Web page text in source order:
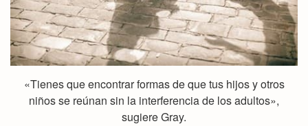
«Tienes que encontrar formas de que tus hijos y otros
niños se reúnan sin la interferencia de los adultos»,
sugiere Gray.